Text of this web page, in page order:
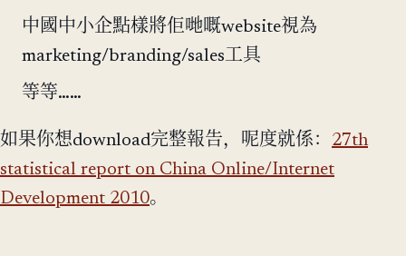
中國中小企點樣將佢哋嘅website視為
marketing/branding/sales工具
等等……
如果你想download完整報告，呢度就係： 27th
statistical report on China Online/Internet
Development 2010。